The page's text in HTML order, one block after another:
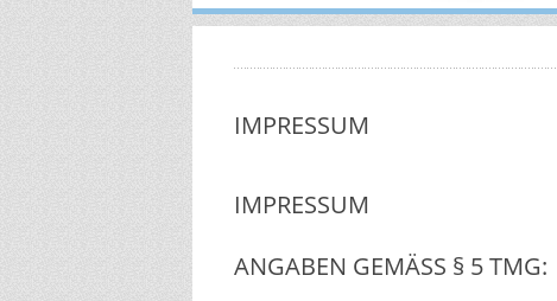
IMPRESSUM
IMPRESSUM
ANGABEN GEMÄSS § 5 TMG: